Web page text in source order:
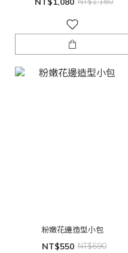
粉嫩花邊造型小包
NT$550 NT$690